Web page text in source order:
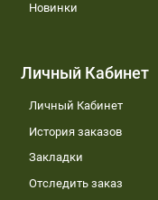
Новинки
Личный Кабинет
Личный Кабинет
История заказов
Закладки
Отследить заказ